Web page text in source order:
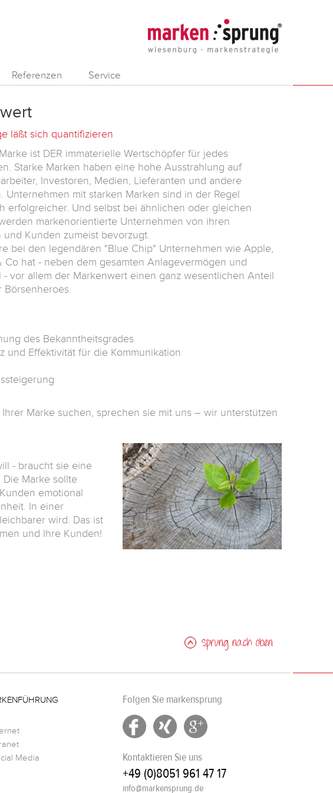
Referenzen Service
läßt sich quantifizieren
ist DER immaterielle Wertschöpfer für jedes
Starke Marken haben eine hohe Ausstrahlung auf
Investoren, Medien, Lieferanten und andere
Unternehmen mit starken Marken sind in der Regel
erfolgreicher. Und selbst bei ähnlichen oder gleichen
markenorientierte Unternehmen von ihren
und Kunden zumeist bevorzugt.
bei den legendären "Blue Chip" Unternehmen wie Apple,
Co hat - neben dem gesamten Anlagevermögen und
- vor allem der Markenwert einen ganz wesentlichen Anteil
Börsenheroes.
des Bekanntheitsgrades
und Effektivität für die Kommunikation
Marke suchen, sprechen sie mit uns – wir unterstützen
- braucht sie eine
Marke sollte
emotional
In einer
wird. Das ist
und Ihre Kunden!
Sprung nach oben
Media
Folgen Sie markensprung
Kontaktieren Sie uns
+49 (0)8051 961 47 17
info@markensprung.de